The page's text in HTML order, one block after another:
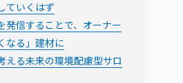
ていくはず
発信することで、オーナー
なる」建材に
える未来の環境配慮型サロ